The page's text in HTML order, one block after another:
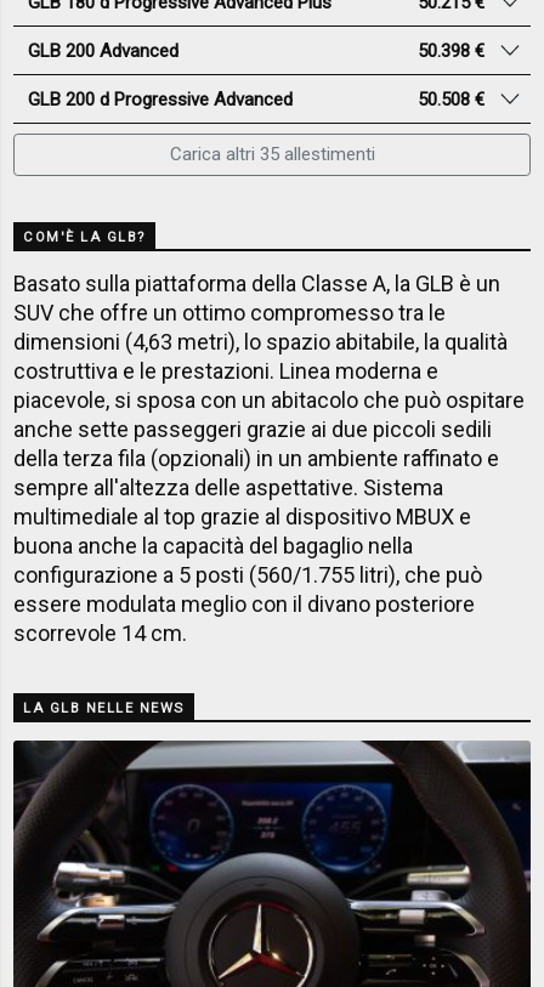
GLB 200 Advanced 50.398 €
GLB 200 d Progressive Advanced 50.508 €
Carica altri 35 allestimenti
COM'È LA GLB?
Basato sulla piattaforma della Classe A, la GLB è un
SUV che offre un ottimo compromesso tra le
dimensioni (4,63 metri), lo spazio abitabile, la qualità
costruttiva e le prestazioni. Linea moderna e
piacevole, si sposa con un abitacolo che può ospitare
anche sette passeggeri grazie ai due piccoli sedili
della terza fila (opzionali) in un ambiente raffinato e
sempre all'altezza delle aspettative. Sistema
multimediale al top grazie al dispositivo MBUX e
buona anche la capacità del bagaglio nella
configurazione a 5 posti (560/1.755 litri), che può
essere modulata meglio con il divano posteriore
scorrevole 14 cm.
LA GLB NELLE NEWS